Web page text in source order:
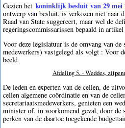
Gezien het koninklijk besluit van 29 mei
ontwerp van besluit, is verkozen niet naar
Raad van State suggereert, maar wel de
regeringscommissarissen bepaald in
Voor deze legislatuur is de omvang van de
medewerkers) vastgelegd als volgt : Voor
beeld
Afdeling 5. - Weddes,
De leden en experten van de cellen, de
cellen algemene coördinatie en van de
secretariaatsmedewerkers, genieten een
minister of, in voorkomend geval, door de
perken van de daartoe toegekende